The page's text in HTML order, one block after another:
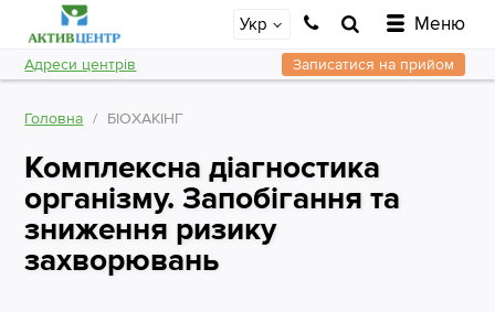
Укр Меню
Адреси центрів Записатися на прийом
Головна БІОХАКІНГ
Комплексна діагностика
організму. Запобігання та
зниження ризику
захворювань